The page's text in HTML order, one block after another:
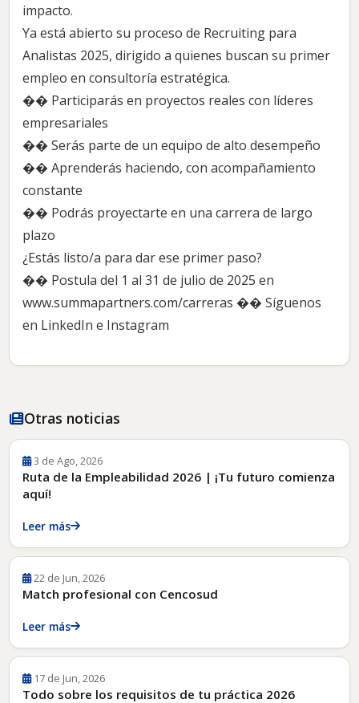
impacto.
Ya está abierto su proceso de Recruiting para
Analistas 2025, dirigido a quienes buscan su primer
empleo en consultoría estratégica.
�� Participarás en proyectos reales con líderes
empresariales
�� Serás parte de un equipo de alto desempeño
�� Aprenderás haciendo, con acompañamiento
constante
�� Podrás proyectarte en una carrera de largo
plazo
¿Estás listo/a para dar ese primer paso?
�� Postula del 1 al 31 de julio de 2025 en
www.summapartners.com/carreras �� Síguenos
en LinkedIn e Instagram
Otras noticias
3 de Ago, 2026
Ruta de la Empleabilidad 2026 | ¡Tu futuro comienza
aquí!
Leer más
22 de Jun, 2026
Match profesional con Cencosud
Leer más
17 de Jun, 2026
Todo sobre los requisitos de tu práctica 2026